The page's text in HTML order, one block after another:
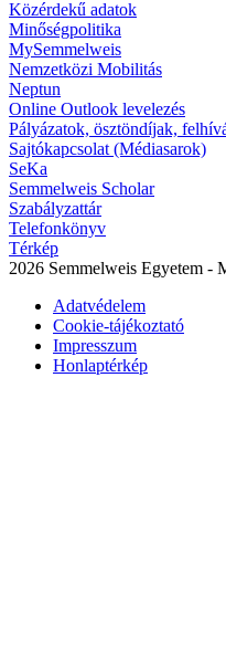
Közérdekű adatok
Minőségpolitika
MySemmelweis
Nemzetközi Mobilitás
Neptun
Online Outlook levelezés
Pályázatok, ösztöndíjak,
Sajtókapcsolat (Médiasarok)
SeKa
Semmelweis Scholar
Szabályzattár
Telefonkönyv
Térkép
2026 Semmelweis Egyetem -
Adatvédelem
Cookie-tájékoztató
Impresszum
Honlaptérkép